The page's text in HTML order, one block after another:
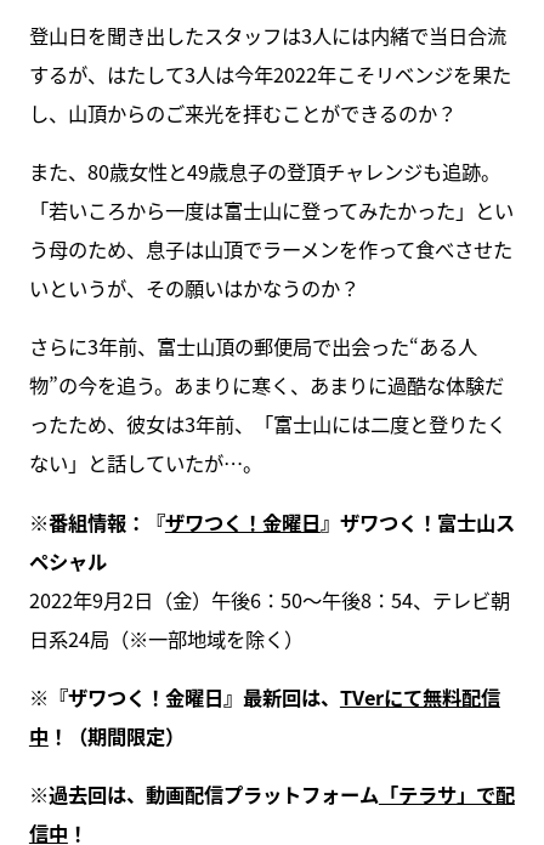
登山日を聞き出したスタッフは3人には内緒で当日合流
するが、はたして3人は今年2022年こそリベンジを果た
し、山頂からのご来光を拝むことができるのか？
また、80歳女性と49歳息子の登頂チャレンジも追跡。
「若いころから一度は富士山に登ってみたかった」とい
う母のため、息子は山頂でラーメンを作って食べさせた
いというが、その願いはかなうのか？
さらに3年前、富士山頂の郵便局で出会った“ある人
物”の今を追う。あまりに寒く、あまりに過酷な体験だ
ったため、彼女は3年前、「富士山には二度と登りたく
ない」と話していたが…。
※番組情報：『ザワつく！金曜日 』ザワつく！富士山ス
ペシャル
2022年9月2日（金）午後6：50～午後8：54、テレビ朝
日系24局（※一部地域を除く）
※『ザワつく！金曜日』最新回は、 TVerにて無料配信
中 ！（期間限定）
※過去回は、動画配信プラットフォーム「テラサ」で配
信中 ！